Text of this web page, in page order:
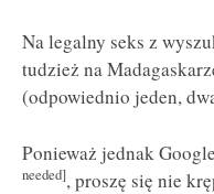
Na legalny seks z
tudzież na
(odpowiednio jeden,
Ponieważ jednak
needed], proszę się nie